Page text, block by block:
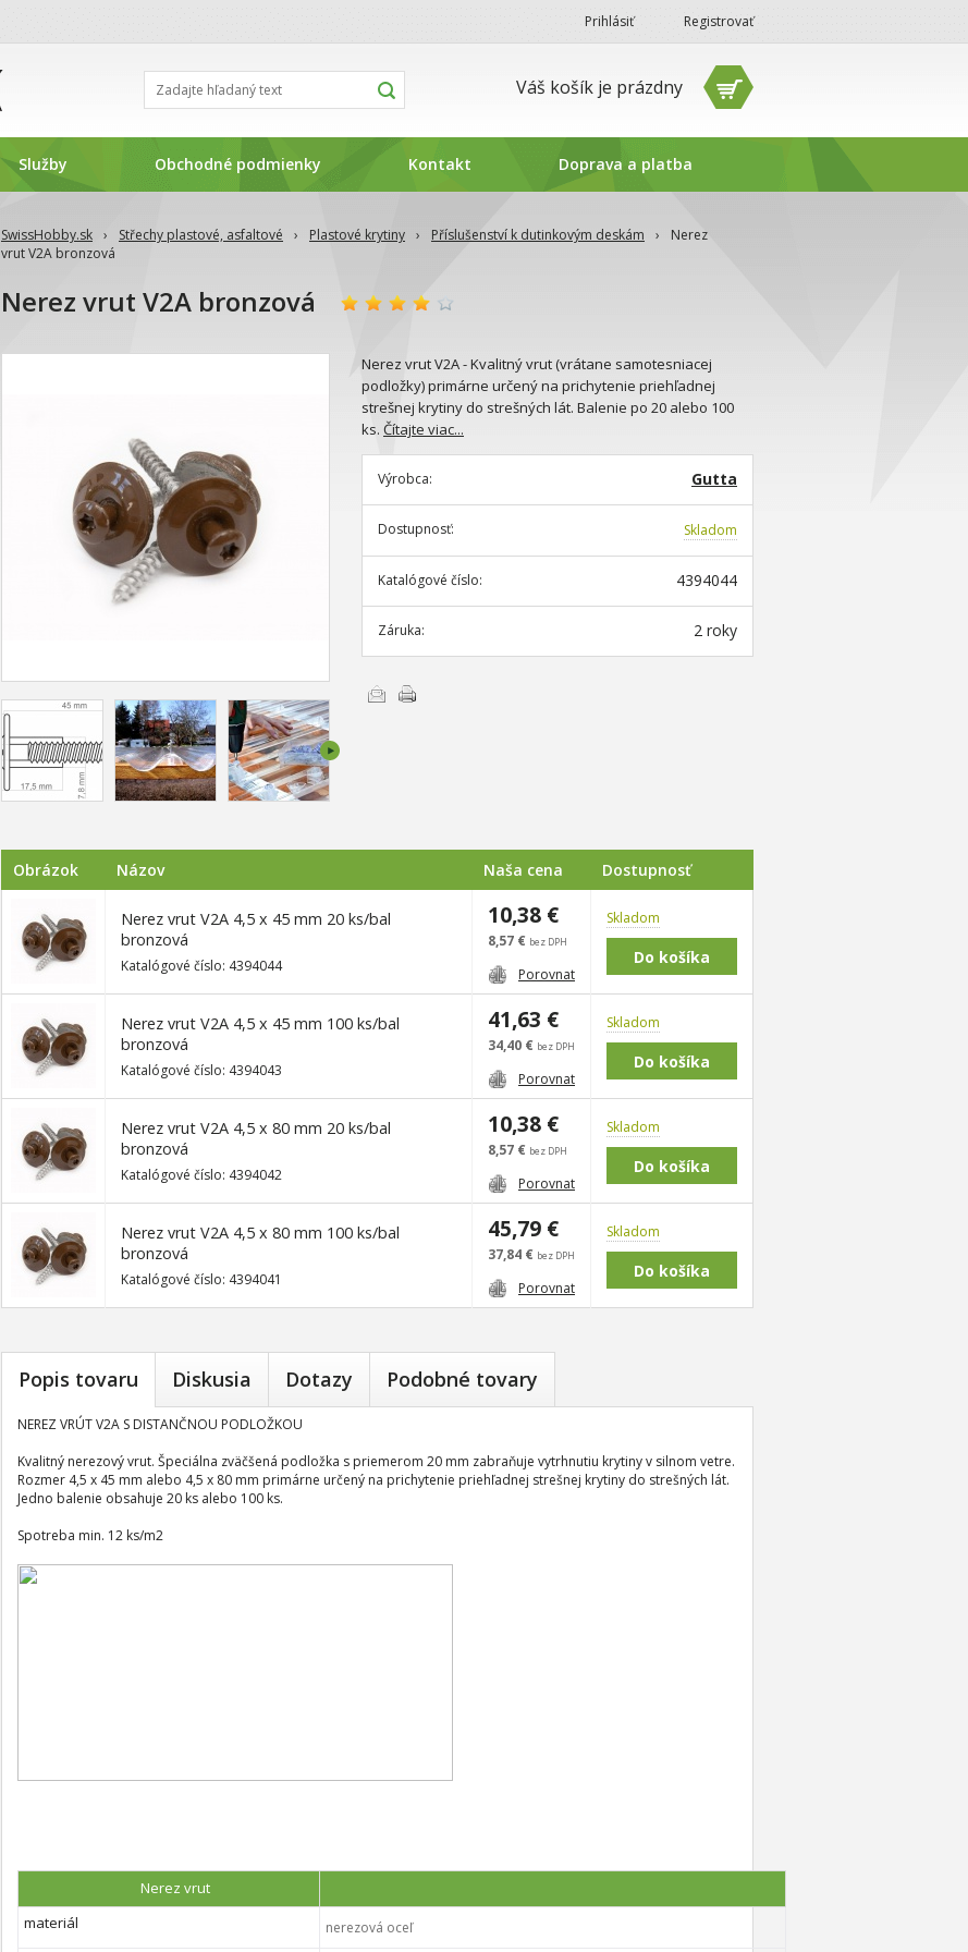
SwissHobby.sk › Střechy plastové, asfaltové › Plastové krytiny › Příslušenství k dutinkovým deskám ›
Nerez
vrut V2A bronzová
Nerez vrut V2A bronzová
Nerez vrut V2A - Kvalitný vrut (vrátane samotesniacej
podložky) primárne určený na prichytenie priehľadnej
strešnej krytiny do strešných lát. Balenie po 20 alebo 100
ks. Čítajte viac...
Výrobca: Gutta
Dostupnosť: Skladom
Katalógové číslo: 4394044
Záruka: 2 roky
Obrázok Názov Naša cena Dostupnosť
Nerez vrut V2A 4,5 x 45 mm 20 ks/bal
bronzová
Katalógové číslo: 4394044
10,38 €
8,57 € bez DPH
Porovnat
Skladom
Nerez vrut V2A 4,5 x 45 mm 100 ks/bal
bronzová
Katalógové číslo: 4394043
41,63 €
34,40 € bez DPH
Porovnat
Skladom
Nerez vrut V2A 4,5 x 80 mm 20 ks/bal
bronzová
Katalógové číslo: 4394042
10,38 €
8,57 € bez DPH
Porovnat
Skladom
Nerez vrut V2A 4,5 x 80 mm 100 ks/bal
bronzová
Katalógové číslo: 4394041
45,79 €
37,84 € bez DPH
Porovnat
Skladom
Popis tovaru Diskusia Dotazy Podobné tovary
NEREZ VRÚT V2A S DISTANČNOU PODLOŽKOU
Kvalitný nerezový vrut. Špeciálna zväčšená podložka s priemerom 20 mm zabraňuje vytrhnutiu krytiny v silnom vetre.
Rozmer 4,5 x 45 mm alebo 4,5 x 80 mm primárne určený na prichytenie priehľadnej strešnej krytiny do strešných lát.
Jedno balenie obsahuje 20 ks alebo 100 ks.
Spotreba min. 12 ks/m2
Nerez vrut
materiál
nerezová oceľ
Váš košík je prázdny
Služby Obchodné podmienky Kontakt Doprava a platba
Registrovať
Prihlásiť